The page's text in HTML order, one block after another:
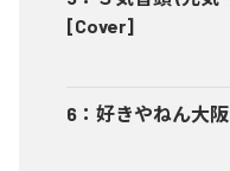
[Cover]
6 ： 好きやねん大